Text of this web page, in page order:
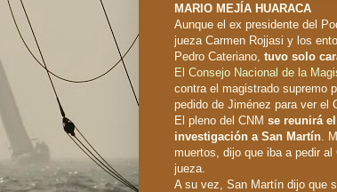
MARIO MEJÍA HUARACA
Aunque el ex presidente del
jueza Carmen Rojjasi y los
Pedro Cateriano, tuvo solo
El Consejo Nacional de la
contra el magistrado supremo
pedido de Jiménez para ver el
El pleno del CNM se reunirá
investigación a San Martín .
muertos, dijo que iba a pedir
jueza.
A su vez, San Martín dijo que